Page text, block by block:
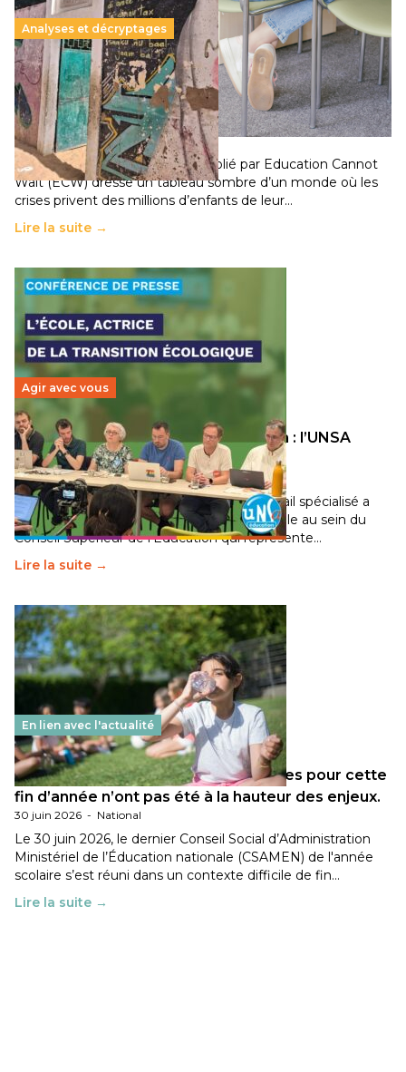
Analyses et décryptages
258 millions d’enfants victimes de la guerre, des
chocs climatiques et des déplacements de
population
11 juillet 2026- National
Un nouveau rapport mondial publié par Education Cannot
Wait (ECW) dresse un tableau sombre d’un monde où les
crises privent des millions d’enfants de leur…
Lire la suite →
Agir avec vous
Transition écologique de l’éducation : l’UNSA
Éducation fait bouger les lignes
30 juin 2026-National
Pendant plusieurs mois, un groupe de travail spécialisé a
travaillé sur la transition écologique de l’Ecole au sein du
Conseil Supérieur de l’Éducation qui représente…
Lire la suite →
En lien avec l'actualité
Les décisions ministérielles attendues pour cette
fin d’année n’ont pas été à la hauteur des enjeux.
30 juin 2026 - National
Le 30 juin 2026, le dernier Conseil Social d’Administration
Ministériel de l’Éducation nationale (CSAMEN) de l'année
scolaire s’est réuni dans un contexte difficile de fin…
Lire la suite →